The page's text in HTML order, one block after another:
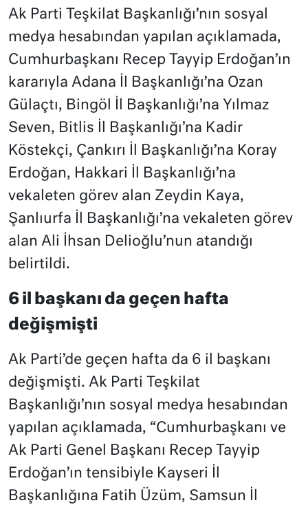
Ak Parti Teşkilat Başkanlığı’nın sosyal
medya hesabından yapılan açıklamada,
Cumhurbaşkanı Recep Tayyip Erdoğan’ın
kararıyla Adana İl Başkanlığı’na Ozan
Gülaçtı, Bingöl İl Başkanlığı’na Yılmaz
Seven, Bitlis İl Başkanlığı’na Kadir
Köstekçi, Çankırı İl Başkanlığı’na Koray
Erdoğan, Hakkari İl Başkanlığı’na
vekaleten görev alan Zeydin Kaya,
Şanlıurfa İl Başkanlığı’na vekaleten görev
alan Ali İhsan Delioğlu’nun atandığı
belirtildi.
6 il başkanı da geçen hafta
değişmişti
Ak Parti’de geçen hafta da 6 il başkanı
değişmişti. Ak Parti Teşkilat
Başkanlığı’nın sosyal medya hesabından
yapılan açıklamada, “Cumhurbaşkanı ve
Ak Parti Genel Başkanı Recep Tayyip
Erdoğan’ın tensibiyle Kayseri İl
Başkanlığına Fatih Üzüm, Samsun İl